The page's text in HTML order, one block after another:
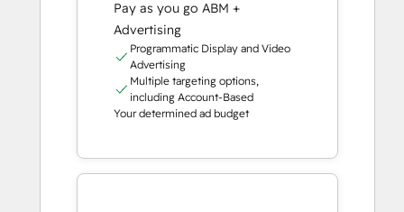
Pay as you go ABM +
Advertising
Programmatic Display and Video
Advertising
Multiple targeting options,
including Account-Based
Your determined ad budget